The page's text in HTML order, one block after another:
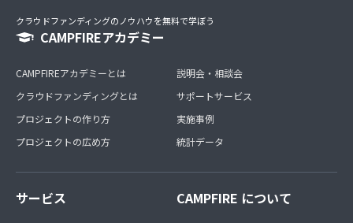
クラウドファンディングのノウハウを無料で学ぼう
CAMPFIREアカデミー
CAMPFIREアカデミーとは
クラウドファンディングとは
プロジェクトの作り方
プロジェクトの広め方
説明会・相談会
サポートサービス
実施事例
統計データ
サービス CAMPFIRE について